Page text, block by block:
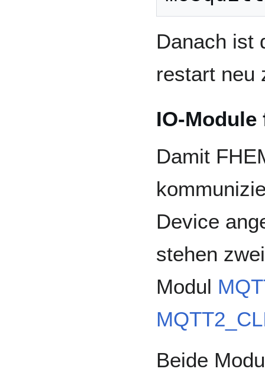
Danach ist
restart neu
IO-Module
Damit
Device
stehen
Modul
Beide